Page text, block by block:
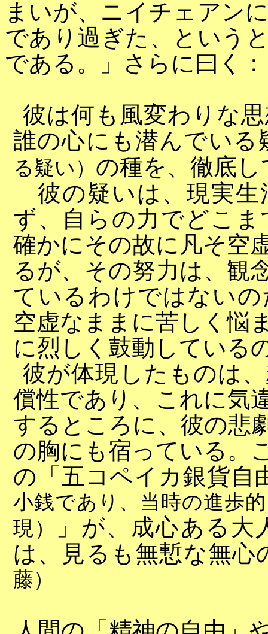
まいが、ニイチェアン
であり過ぎた、という
である。」さらに曰く
彼は何も風変わりな
誰の心にも潜んでいる
る疑い） の種を、徹底
彼の疑いは、現実生
ず、自らの力でどこ
確かにその故に凡そ空
るが、その努力は、観
ているわけではない
空虚なままに苦しく悩
に烈しく鼓動している
彼が体現したものは、
償性であり、これに気
するところに、彼の悲
の胸にも宿っている。
の「五コペイカ銀貨自
小銭であり、当時の進歩
現）
」が、成心ある
は、見るも無慙な無心
藤）